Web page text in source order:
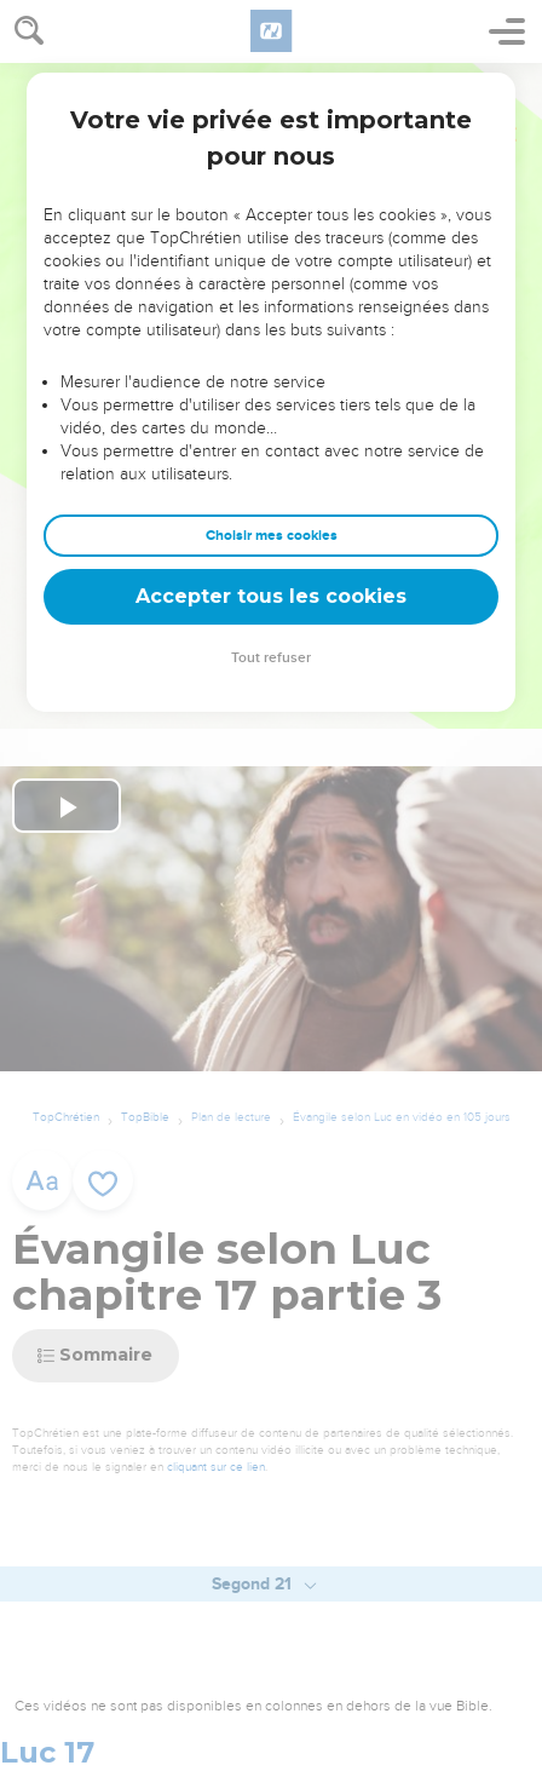
NE MANQUEZ PAS L’ÉVÉNEMENT
DE L’ANNÉE !
ET SI LEURS ERREURS POUVAIENT VOUS ÉVITER LES
VOTRES ?
leur foi ou leur vision. Mais on voit moins les doutes, les erreurs
et les saisons difficiles qu'ils ont traversés, alors même que ce
sont elles qui les ont façonnés.
Dans cette conférence, leaders, entrepreneurs, et responsables
clés pour avancer avec plus de sagesse afin que leurs erreurs
deviennent vos tremplins. Que vous guidiez un ministère, une
équipe, un groupe ou une famille, leur expérience est faite
TopChrétien TopBible Plan de lecture Évangile selon Luc en vidéo en 105 jours
Évangile selon Luc
chapitre 17 partie 3
Sommaire
Play
Video
TopChrétien est une plate-forme diffuseur de contenu de partenaires de qualité sélectionnés.
Toutefois, si vous veniez à trouver un contenu vidéo illicite ou avec un problème technique,
merci de nous le signaler en cliquant sur ce lien
Segond 21
Ces vidéos ne sont pas disponibles en colonnes en dehors de la vue Bible.
Luc 17
Votre vie privée est importante
pour nous
En cliquant sur le bouton « Accepter tous les cookies », vous
acceptez que TopChrétien utilise des traceurs (comme des
cookies ou l'identifiant unique de votre compte utilisateur) et
traite vos données à caractère personnel (comme vos
données de navigation et les informations renseignées dans
votre compte utilisateur) dans les buts suivants :
Mesurer l'audience de notre service
Vous permettre d'utiliser des services tiers tels que de la
vidéo, des cartes du monde…
Vous permettre d'entrer en contact avec notre service de
relation aux utilisateurs.
Choisir mes cookies
Accepter tous les cookies
Tout refuser